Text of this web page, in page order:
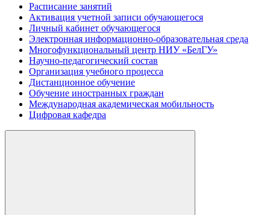
Расписание занятий
Активация учетной записи обучающегося
Личный кабинет обучающегося
Электронная информационно-образовательная среда
Многофункциональный центр НИУ «БелГУ»
Научно-педагогический состав
Организация учебного процесса
Дистанционное обучение
Обучение иностранных граждан
Международная академическая мобильность
Цифровая кафедра